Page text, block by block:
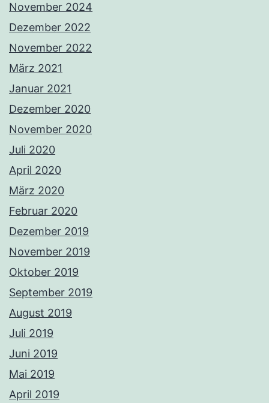
November 2024
Dezember 2022
November 2022
März 2021
Januar 2021
Dezember 2020
November 2020
Juli 2020
April 2020
März 2020
Februar 2020
Dezember 2019
November 2019
Oktober 2019
September 2019
August 2019
Juli 2019
Juni 2019
Mai 2019
April 2019